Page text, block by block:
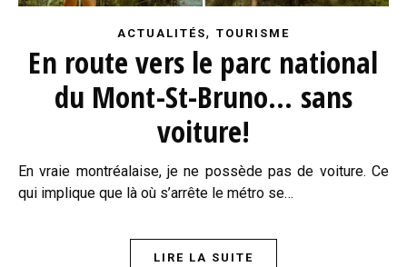
ACTUALITÉS, TOURISME
En route vers le parc national
du Mont-St-Bruno… sans
voiture!
En vraie montréalaise, je ne possède pas de voiture. Ce
qui implique que là où s’arrête le métro se…
LIRE LA SUITE